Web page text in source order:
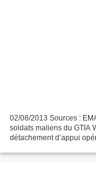
02/08/2013 Sources :
soldats maliens du GTIA
détachement d’appui